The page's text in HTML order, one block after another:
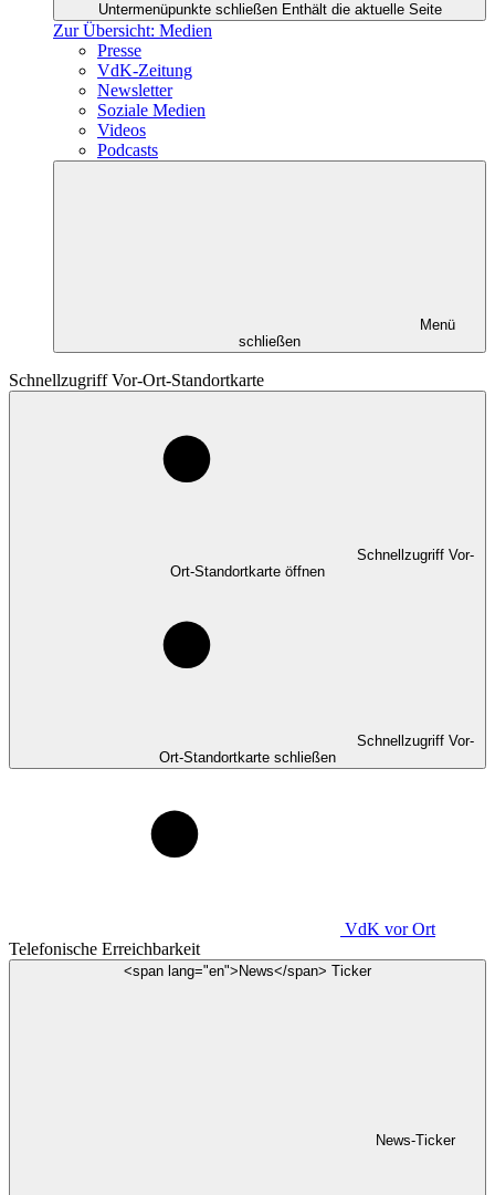
Untermenüpunkte schließen Enthält die aktuelle Seite
Zur Übersicht: Medien
Presse
VdK-Zeitung
Newsletter
Soziale Medien
Videos
Podcasts
Menü
schließen
Schnellzugriff Vor-Ort-Standortkarte
Schnellzugriff Vor-
Ort-Standortkarte öffnen
Schnellzugriff Vor-
Ort-Standortkarte schließen
VdK vor Ort
Telefonische Erreichbarkeit
<span lang="en">News</span> Ticker
News-Ticker